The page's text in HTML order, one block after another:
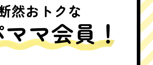
然おトクな
マ会員！